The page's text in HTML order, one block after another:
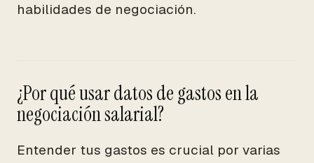
habilidades de negociación.
¿Por qué usar datos de gastos en la
negociación salarial?
Entender tus gastos es crucial por varias